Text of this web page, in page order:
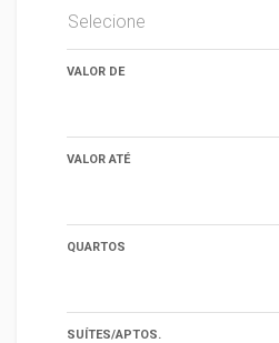
Selecione
VALOR DE
VALOR ATÉ
QUARTOS
SUÍTES/APTOS.